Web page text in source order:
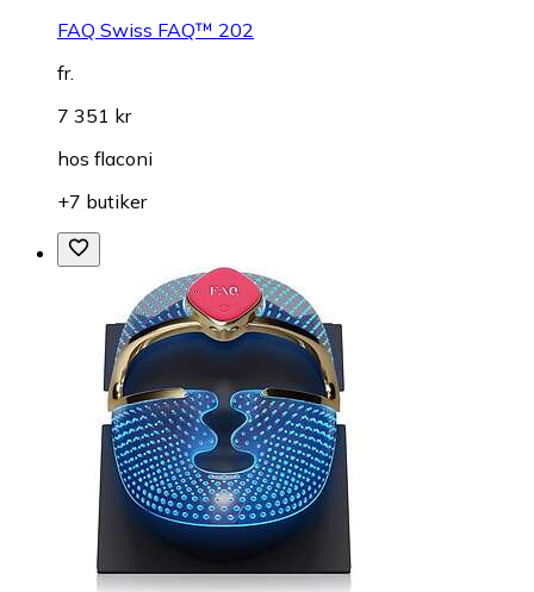
FAQ Swiss FAQ™ 202
fr.
7 351 kr
hos flaconi
+7 butiker